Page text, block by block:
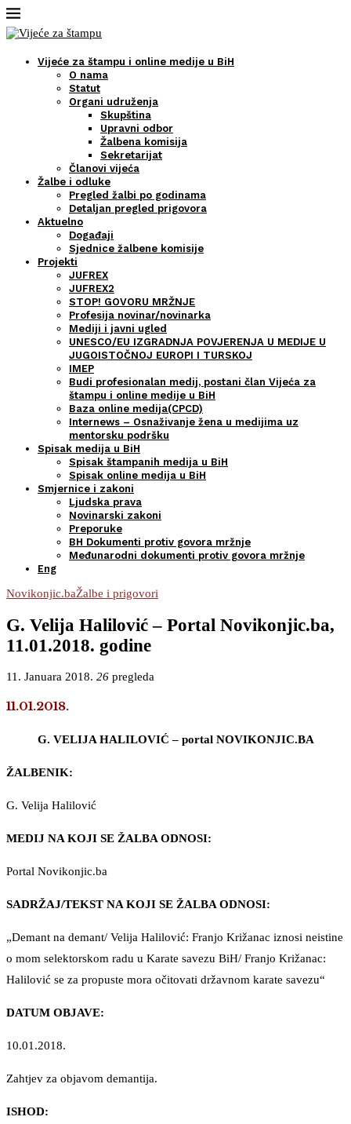
Vijeće za štampu i online medije u BiH
O nama
Statut
Organi udruženja
Skupština
Upravni odbor
Žalbena komisija
Sekretarijat
Članovi vijeća
Žalbe i odluke
Pregled žalbi po godinama
Detaljan pregled prigovora
Aktuelno
Događaji
Sjednice žalbene komisije
Projekti
JUFREX
JUFREX2
STOP! GOVORU MRŽNJE
Profesija novinar/novinarka
Mediji i javni ugled
UNESCO/EU IZGRADNJA POVJERENJA U MEDIJE U
JUGOISTOČNOJ EUROPI I TURSKOJ
IMEP
Budi profesionalan medij, postani član Vijeća za
štampu i online medije u BiH
Baza online medija(CPCD)
Internews – Osnaživanje žena u medijima uz
mentorsku podršku
Spisak medija u BiH
Spisak štampanih medija u BiH
Spisak online medija u BiH
Smjernice i zakoni
Ljudska prava
Novinarski zakoni
Preporuke
BH Dokumenti protiv govora mržnje
Međunarodni dokumenti protiv govora mržnje
Eng
Novikonjic.baŽalbe i prigovori
G. Velija Halilović – Portal Novikonjic.ba,
11.01.2018. godine
11. Januara 2018. 26 pregleda
11.01.2018.
G. VELIJA HALILOVIĆ – portal NOVIKONJIC.BA
ŽALBENIK:
G. Velija Halilović
MEDIJ NA KOJI SE ŽALBA ODNOSI:
Portal Novikonjic.ba
SADRŽAJ/TEKST NA KOJI SE ŽALBA ODNOSI:
„Demant na demant/ Velija Halilović: Franjo Križanac iznosi neistine
o mom selektorskom radu u Karate savezu BiH/ Franjo Križanac:
Halilović se za propuste mora očitovati državnom karate savezu“
DATUM OBJAVE:
10.01.2018.
Zahtjev za objavom demantija.
ISHOD: